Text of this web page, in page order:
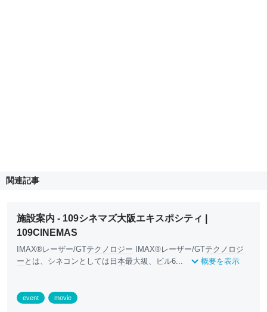
関連記事
施設案内 - 109シネマズ大阪エキスポシティ |
109CINEMAS
IMAX®レーザー/GTテクノロジー IMAX®レーザー/GTテクノロジ
ー とは、シネコンとしては日 本最大級、ビル6... 概要を表示
event movie